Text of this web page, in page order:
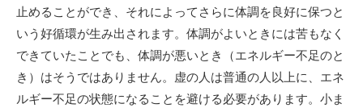
止めることができ、それによってさらに体調を良好に保つと
いう好循環が生み出されます。体調がよいときには苦もなく
できていたことでも、体調が悪いとき（エネルギー不足のと
き）はそうではありません。虚の人は普通の人以上に、エネ
ルギー不足の状態になることを避ける必要があります。小ま